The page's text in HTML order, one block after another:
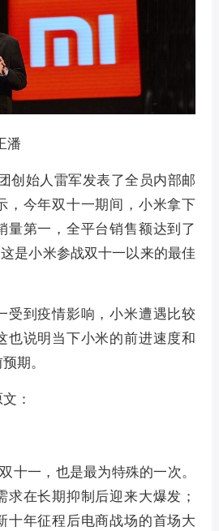
潘
创始人雷军发表了全员内部邮
，今年双十一期间，小米拿下
量第一，全平台销售额达到了
是小米参战双十一以来的最佳
受到疫情影响，小米遭遇比较
也说明当下小米的前进速度和
期。
：
十一，也是最为特殊的一次。
在长期抑制后迎来大爆发；
十年征程后电商战场的首场大